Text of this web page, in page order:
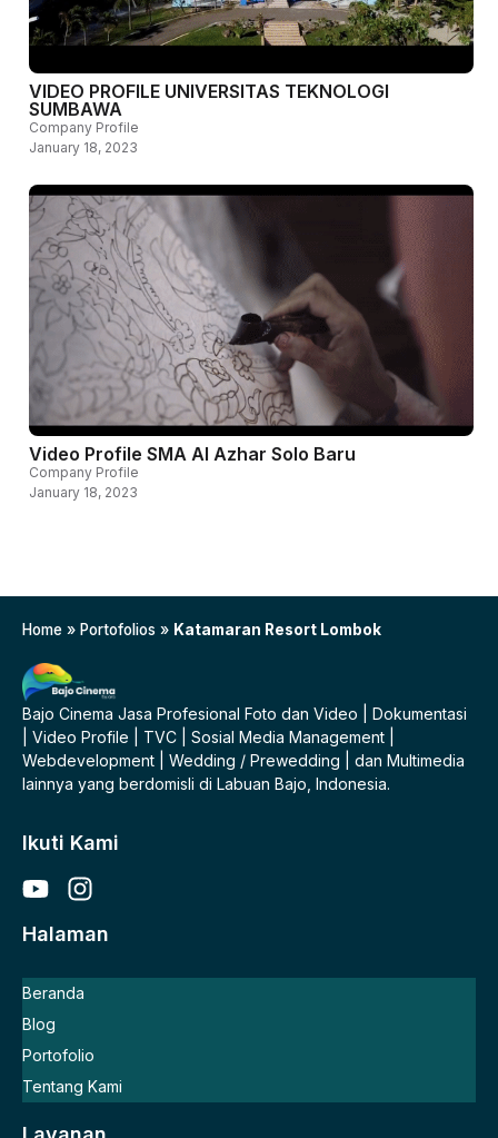
VIDEO PROFILE UNIVERSITAS TEKNOLOGI
SUMBAWA
Company Profile
January 18, 2023
Video Profile SMA Al Azhar Solo Baru
Company Profile
January 18, 2023
Home » Portofolios » Katamaran Resort Lombok
Bajo Cinema Jasa Profesional Foto dan Video | Dokumentasi
| Video Profile | TVC | Sosial Media Management |
Webdevelopment | Wedding / Prewedding | dan Multimedia
lainnya yang berdomisli di Labuan Bajo, Indonesia.
Ikuti Kami
Halaman
Beranda
Blog
Portofolio
Tentang Kami